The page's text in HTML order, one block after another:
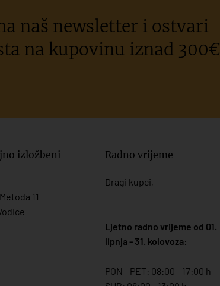
naš newsletter i ostvari
na kupovinu iznad 300€
izložbeni
11
Radno vrijeme
Dragi kupci,
Ljetno radno vrijeme od 01.
lipnja - 31. kolovoza:
PON - PET: 08:00 - 17:00 h